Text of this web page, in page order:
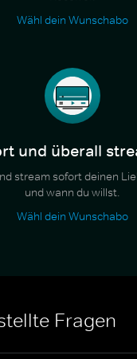
Wähl dein Wunschabo
und überall
stream sofort deinen
und wann du willst.
Wähl dein Wunschabo
Fragen